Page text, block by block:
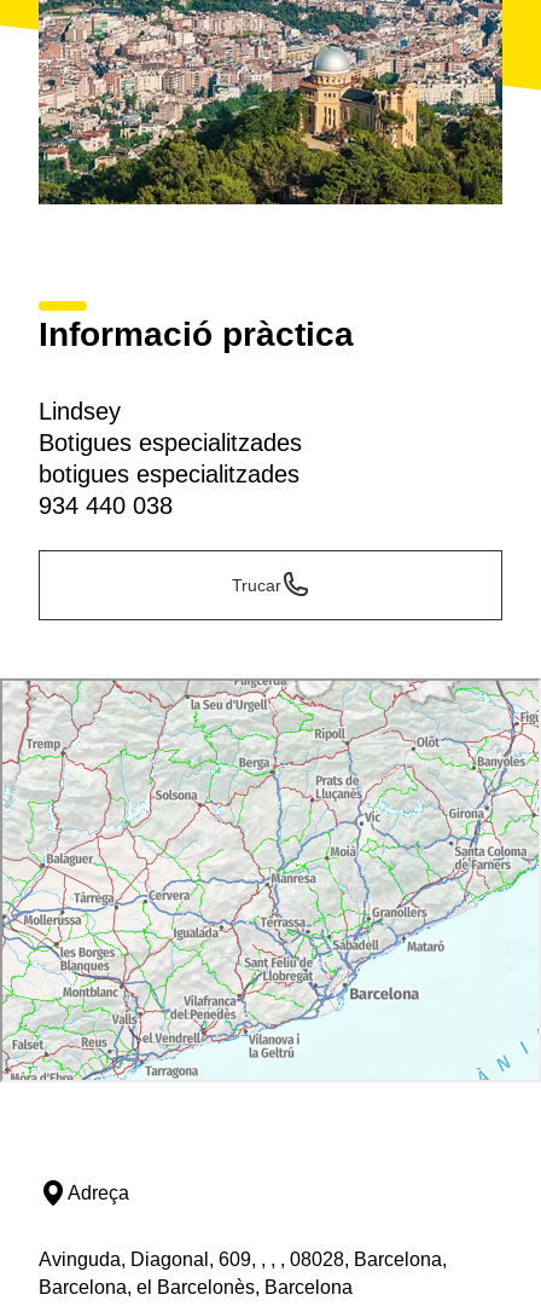
Informació pràctica
Lindsey
Botigues especialitzades
botigues especialitzades
934 440 038
Trucar
Adreça
Avinguda, Diagonal, 609, , , , 08028, Barcelona,
Barcelona, el Barcelonès, Barcelona